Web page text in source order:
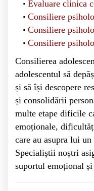
Evaluare clinica
Consiliere
Consiliere
Consiliere
Consilierea
adolescentul să
și să își descopere
și consolidării
multe etape dificile
emoționale,
care au asupra lui
Specialiștii noștri
suportul emoțional